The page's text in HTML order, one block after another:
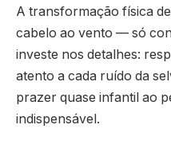
A transformação física
cabelo ao vento — só
investe nos detalhes:
atento a cada ruído da
prazer quase infantil ao
indispensável.